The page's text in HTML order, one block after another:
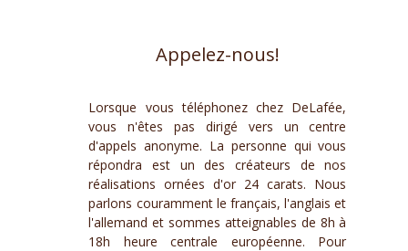
Appelez-nous!
Lorsque vous téléphonez chez DeLafée,
vous n'êtes pas dirigé vers un centre
d'appels anonyme. La personne qui vous
répondra est un des créateurs de nos
réalisations ornées d'or 24 carats. Nous
parlons couramment le français, l'anglais et
l'allemand et sommes atteignables de 8h à
18h heure centrale européenne. Pour